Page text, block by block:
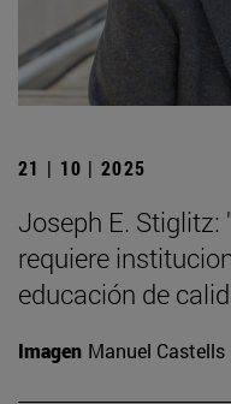
21 | 10 | 2025
Joseph E. Stiglitz:
requiere
educación de
Imagen Manuel Castells